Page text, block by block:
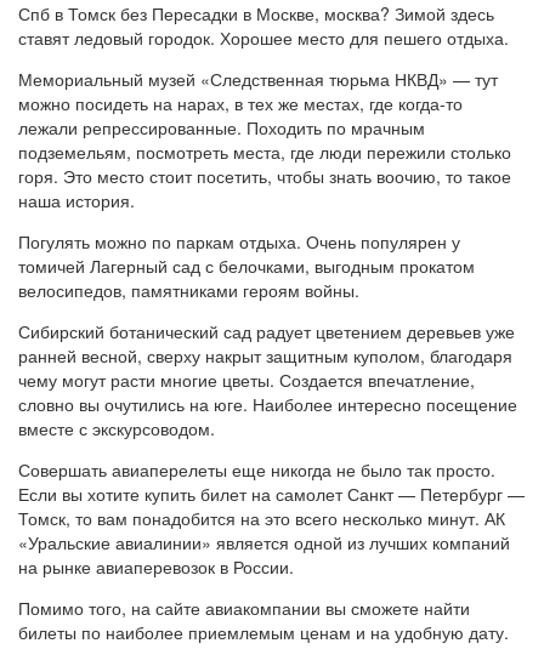
Спб в Томск без Пересадки в Москве, москва? Зимой здесь
ставят ледовый городок. Хорошее место для пешего отдыха.
Мемориальный музей «Следственная тюрьма НКВД» — тут
можно посидеть на нарах, в тех же местах, где когда-то
лежали репрессированные. Походить по мрачным
подземельям, посмотреть места, где люди пережили столько
горя. Это место стоит посетить, чтобы знать воочию, то такое
наша история.
Погулять можно по паркам отдыха. Очень популярен у
томичей Лагерный сад с белочками, выгодным прокатом
велосипедов, памятниками героям войны.
Сибирский ботанический сад радует цветением деревьев уже
ранней весной, сверху накрыт защитным куполом, благодаря
чему могут расти многие цветы. Создается впечатление,
словно вы очутились на юге. Наиболее интересно посещение
вместе с экскурсоводом.
Совершать авиаперелеты еще никогда не было так просто.
Если вы хотите купить билет на самолет Санкт — Петербург —
Томск, то вам понадобится на это всего несколько минут. АК
«Уральские авиалинии» является одной из лучших компаний
на рынке авиаперевозок в России.
Помимо того, на сайте авиакомпании вы сможете найти
билеты по наиболее приемлемым ценам и на удобную дату.